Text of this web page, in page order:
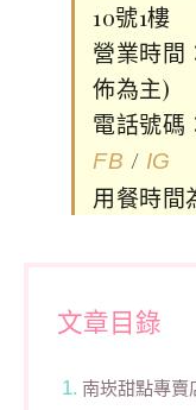
10號1樓
營業時間
佈為主)
電話號碼
FB / IG
用餐時間
文章目錄
南崁甜點專賣